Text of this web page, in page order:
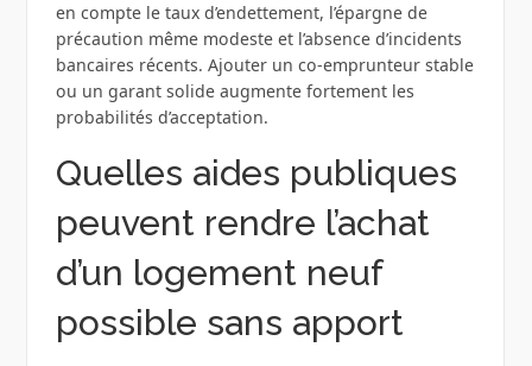
en compte le taux d’endettement, l’épargne de
précaution même modeste et l’absence d’incidents
bancaires récents. Ajouter un co-emprunteur stable
ou un garant solide augmente fortement les
probabilités d’acceptation.
Quelles aides publiques
peuvent rendre l’achat
d’un logement neuf
possible sans apport